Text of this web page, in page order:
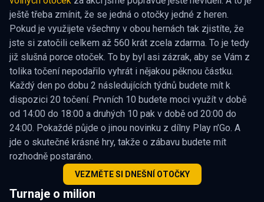
ještě třeba zmínit, že se jedná o otočky jedné z heren.
Pokud je využijete všechny v obou hernách tak zjistíte, že
jste si zatočili celkem až 560 krát zcela zdarma. To je tedy
již slušná porce otoček. To by byl asi zázrak, aby se Vám z
tolika točení nepodařilo vyhrát i nějakou pěknou částku.
Každý den po dobu 2 následujících týdnů budete mít k
dispozici 20 točení. Prvních 10 budete moci využít v době
od 14:00 do 18:00 a druhých 10 pak v době od 20:00 do
24:00. Pokaždé půjde o jinou novinku z dílny Play n’Go. A
jde o skutečné krásné hry, takže o zábavu budete mít
rozhodně postaráno.
VEZMĚTE SI DNEŠNÍ OTOČKY
Turnaje o milion